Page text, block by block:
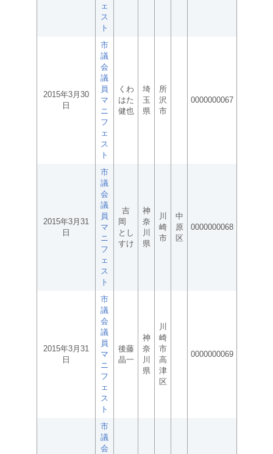
ェ
ス
ト
2015年3月30
日
市
議
会
議
員
マ
ニ
フ
ェ
ス
ト
くわ
はた
健也
埼
玉
県
所
沢
市
0000000067
2015年3月31
日
市
議
会
議
員
マ
ニ
フ
ェ
ス
ト
吉
岡
とし
すけ
神
奈
川
県
川
崎
市
中
原
区
0000000068
2015年3月31
日
市
議
会
議
員
マ
ニ
フ
ェ
ス
ト
後藤
晶一
神
奈
川
県
川
崎
市
高
津
区
0000000069
市
議
会